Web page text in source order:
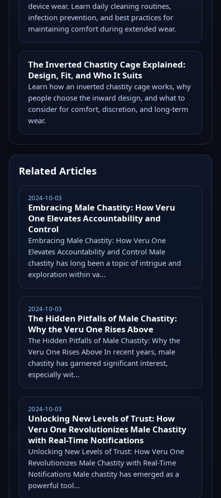
device wear. Learn daily cleaning routines,
infection prevention, and best practices for
maintaining comfort during extended wear.
The Inverted Chastity Cage Explained:
Design, Fit, and Who It Suits
Learn how an inverted chastity cage works, why
people choose the inward design, and what to
consider for comfort, discretion, and long-term
wear.
Related Articles
2024-10-03
Embracing Male Chastity: How Veru
One Elevates Accountability and
Control
Embracing Male Chastity: How Veru One
Elevates Accountability and Control Male
chastity has long been a topic of intrigue and
exploration within va...
2024-10-03
The Hidden Pitfalls of Male Chastity:
Why the Veru One Rises Above
The Hidden Pitfalls of Male Chastity: Why the
Veru One Rises Above In recent years, male
chastity has garnered significant interest,
especially wit...
2024-10-03
Unlocking New Levels of Trust: How
Veru One Revolutionizes Male Chastity
with Real-Time Notifications
Unlocking New Levels of Trust: How Veru One
Revolutionizes Male Chastity with Real-Time
Notifications Male chastity has emerged as a
powerful tool...